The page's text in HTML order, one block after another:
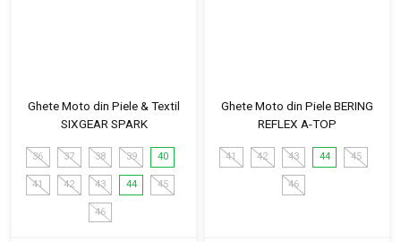
Ghete Moto din Piele & Textil
SIXGEAR SPARK
36 37 38 39 40
41 42 43 44 45
46
Ghete Moto din Piele BERING
REFLEX A-TOP
41 42 43 44 45
46